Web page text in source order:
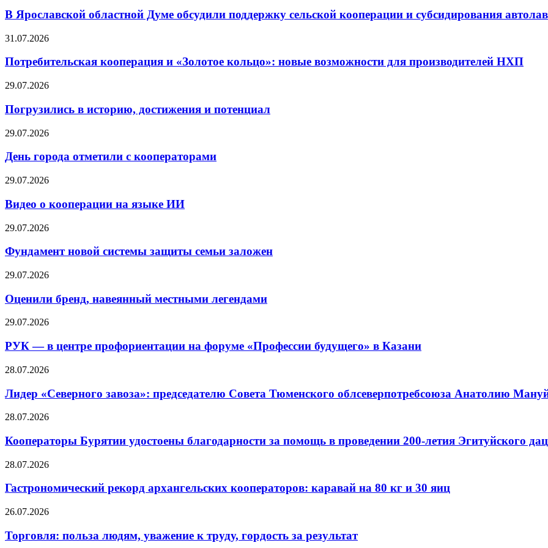
В Ярославской областной Думе обсудили поддержку сельской кооперации и субсидирования
31.07.2026
Потребительская кооперация и «Золотое кольцо»: новые возможности для производителей НХП
29.07.2026
Погрузились в историю, достижения и потенциал
29.07.2026
День города отметили с кооператорами
29.07.2026
Видео о кооперации на языке ИИ
29.07.2026
Фундамент новой системы защиты семьи заложен
29.07.2026
Оценили бренд, навеянный местными легендами
29.07.2026
РУК — в центре профориентации на форуме «Профессии будущего» в Казани
28.07.2026
Лидер «Северного завоза»: председателю Совета Тюменского облсеверпотребсоюза Анатолию
28.07.2026
Кооператоры Бурятии удостоены благодарности за помощь в проведении 200-летия Эгитуйского
28.07.2026
Гастрономический рекорд архангельских кооператоров: каравай на 80 кг и 30 яиц
26.07.2026
Торговля: польза людям, уважение к труду, гордость за результат